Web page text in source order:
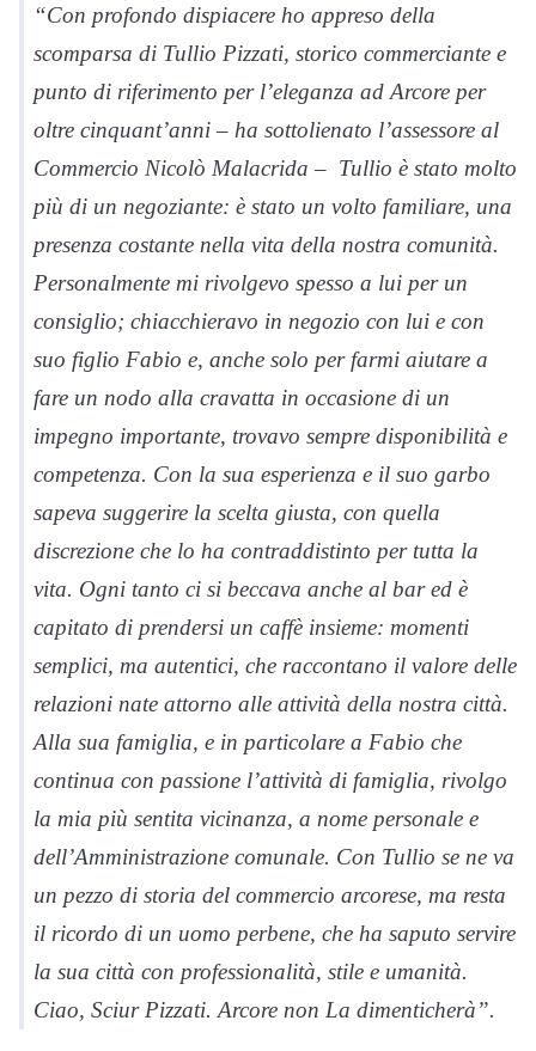
“Con profondo dispiacere ho appreso della
scomparsa di Tullio Pizzati, storico commerciante e
punto di riferimento per l’eleganza ad Arcore per
oltre cinquant’anni – ha sottolienato l’assessore al
Commercio Nicolò Malacrida – Tullio è stato molto
più di un negoziante: è stato un volto familiare, una
presenza costante nella vita della nostra comunità.
Personalmente mi rivolgevo spesso a lui per un
consiglio; chiacchieravo in negozio con lui e con
suo figlio Fabio e, anche solo per farmi aiutare a
fare un nodo alla cravatta in occasione di un
impegno importante, trovavo sempre disponibilità e
competenza. Con la sua esperienza e il suo garbo
sapeva suggerire la scelta giusta, con quella
discrezione che lo ha contraddistinto per tutta la
vita. Ogni tanto ci si beccava anche al bar ed è
capitato di prendersi un caffè insieme: momenti
semplici, ma autentici, che raccontano il valore delle
relazioni nate attorno alle attività della nostra città.
Alla sua famiglia, e in particolare a Fabio che
continua con passione l’attività di famiglia, rivolgo
la mia più sentita vicinanza, a nome personale e
dell’Amministrazione comunale. Con Tullio se ne va
un pezzo di storia del commercio arcorese, ma resta
il ricordo di un uomo perbene, che ha saputo servire
la sua città con professionalità, stile e umanità.
Ciao, Sciur Pizzati. Arcore non La dimenticherà”.